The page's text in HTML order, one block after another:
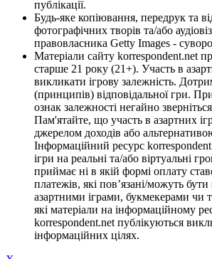
публікації.
Будь-яке копіювання, передрук та
фотографічних творів та/або
правовласника Getty Images -
Матеріали сайту korrespondent.net
старше 21 року (21+). Участь в
викликати ігрову залежність.
(принципів) відповідальної гри.
ознак залежності негайно
Пам'ятайте, що участь в азартних
джерелом доходів або
Інформаційний ресурс
ігри на реальні та/або віртуальні
приймає ні в якій формі оплату
платежів, які пов’язані/можуть бути
азартними іграми, букмекерами чи
які матеріали на інформаційному
korrespondent.net публікуються
інформаційних цілях.